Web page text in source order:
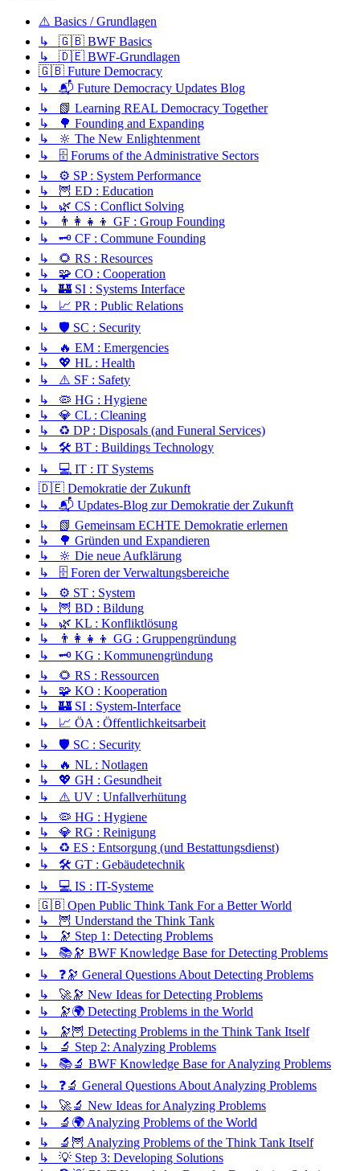
⚠️ Basics / Grundlagen
↳ 🇬🇧 BWF Basics
↳ 🇩🇪 BWF-Grundlagen
🇬🇧 Future Democracy
↳ 📬 Future Democracy Updates Blog
↳ 📗 Learning REAL Democracy Together
↳ 🌳 Founding and Expanding
↳ 🔆 The New Enlightenment
↳ 🗄️ Forums of the Administrative Sectors
↳ ⚙️ SP : System Performance
↳ 🦉 ED : Education
↳ 🌿 CS : Conflict Solving
↳ 👨‍👩‍👧‍👦 GF : Group Founding
↳ 🗝️ CF : Commune Founding
↳ 🌻 RS : Resources
↳ 🧩 CO : Cooperation
↳ 🏰 SI : Systems Interface
↳ 📈 PR : Public Relations
↳ 🛡️ SC : Security
↳ 🔥 EM : Emergencies
↳ 💖 HL : Health
↳ ⚠️ SF : Safety
↳ 🦠 HG : Hygiene
↳ 💎 CL : Cleaning
↳ ♻️ DP : Disposals (and Funeral Services)
↳ 🛠️ BT : Buildings Technology
↳ 💻 IT : IT Systems
🇩🇪 Demokratie der Zukunft
↳ 📬 Updates-Blog zur Demokratie der Zukunft
↳ 📗 Gemeinsam ECHTE Demokratie erlernen
↳ 🌳 Gründen und Expandieren
↳ 🔆 Die neue Aufklärung
↳ 🗄️ Foren der Verwaltungsbereiche
↳ ⚙️ ST : System
↳ 🦉 BD : Bildung
↳ 🌿 KL : Konfliktlösung
↳ 👨‍👩‍👧‍👦 GG : Gruppengründung
↳ 🗝️ KG : Kommunengründung
↳ 🌻 RS : Ressourcen
↳ 🧩 KO : Kooperation
↳ 🏰 SI : System-Interface
↳ 📈 ÖA : Öffentlichkeitsarbeit
↳ 🛡️ SC : Security
↳ 🔥 NL : Notlagen
↳ 💖 GH : Gesundheit
↳ ⚠️ UV : Unfallverhütung
↳ 🦠 HG : Hygiene
↳ 💎 RG : Reinigung
↳ ♻️ ES : Entsorgung (und Bestattungsdienst)
↳ 🛠️ GT : Gebäudetechnik
↳ 💻 IS : IT-Systeme
🇬🇧 Open Public Think Tank For a Better World
↳ 🦉 Understand the Think Tank
↳ 🔭 Step 1: Detecting Problems
↳ 📚🔭 BWF Knowledge Base for Detecting Problems
↳ ❓🔭 General Questions About Detecting Problems
↳ 🚀🔭 New Ideas for Detecting Problems
↳ 🔭🌍 Detecting Problems in the World
↳ 🔭🦉 Detecting Problems in the Think Tank Itself
↳ 🔬 Step 2: Analyzing Problems
↳ 📚🔬 BWF Knowledge Base for Analyzing Problems
↳ ❓🔬 General Questions About Analyzing Problems
↳ 🚀🔬 New Ideas for Analyzing Problems
↳ 🔬🌍 Analyzing Problems of the World
↳ 🔬🦉 Analyzing Problems of the Think Tank Itself
↳ 💡 Step 3: Developing Solutions